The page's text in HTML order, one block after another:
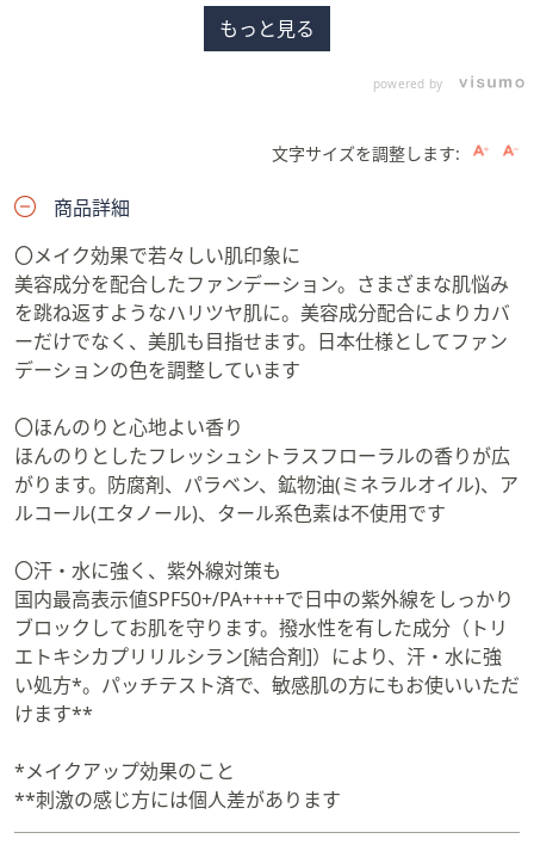
っくりと立体感が出るので若々しく、元気な
印象に見えます。気持ちよすぎて『んぱっん
ぱっ』しちゃいます(わかるかなぁ(笑)) (M.G
もっと見る
powered by
文字サイズを調整します:
商品詳細
〇メイク効果で若々しい肌印象に
美容成分を配合したファンデーション。さまざまな肌悩み
を跳ね返すようなハリツヤ肌に。美容成分配合によりカバ
ーだけでなく、美肌も目指せます。日本仕様としてファン
デーションの色を調整しています
〇ほんのりと心地よい香り
ほんのりとしたフレッシュシトラスフローラルの香りが広
がります。防腐剤、パラベン、鉱物油(ミネラルオイル)、ア
ルコール(エタノール)、タール系色素は不使用です
〇汗・水に強く、紫外線対策も
国内最高表示値SPF50+/PA++++で日中の紫外線をしっかり
ブロックしてお肌を守ります。撥水性を有した成分（トリ
エトキシカプリリルシラン[結合剤]）により、汗・水に強
い処方*。パッチテスト済で、敏感肌の方にもお使いいただ
けます**
*メイクアップ効果のこと
**刺激の感じ方には個人差があります